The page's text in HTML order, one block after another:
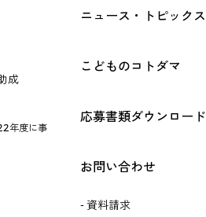
成
年度に事
ニュース・トピックス
こどものコトダマ
応募書類ダウンロード
お問い合わせ
資料請求